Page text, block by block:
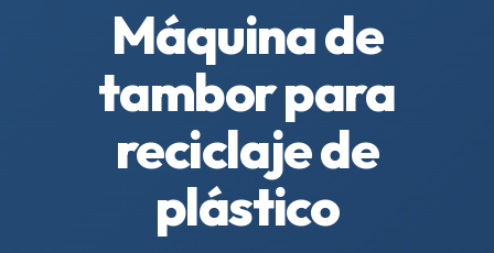
Máquina de
tambor para
reciclaje de
plástico